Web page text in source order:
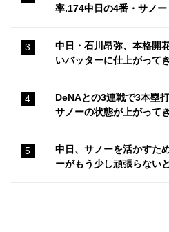
率.174中日の4番・サノー
中日・石川昂弥、本格
いバッターに仕上がって
DeNAとの3連戦で3本塁
サノーの状態が上がって
中日、サノーを活かすた
ーがもう少し頑張らないと